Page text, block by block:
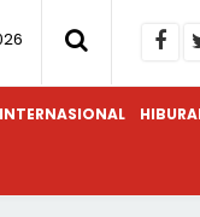
INTERNASIONAL